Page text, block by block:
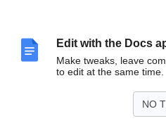
Edit with the Docs
Make tweaks, leave
to edit at the same time.
NO